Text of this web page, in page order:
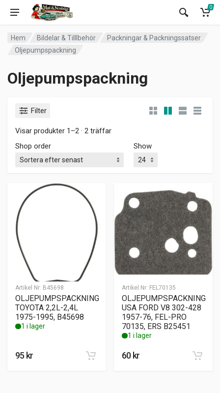
0
Hem Bildelar & Tilllbehör
Packningar & Packningssatser
Oljepumpspackning
Oljepumpspackning
Filter
Visar produkter 1–2 · 2 träffar
Shop order
Show
Artikel Nr: B45698
OLJEPUMPSPACKNING
TOYOTA 2,2L-2,4L
1975-1995, B45698
1 i lager
95 kr
Artikel Nr: FEL70135
OLJEPUMPSPACKNING
USA FORD V8 302-428
1957-76, FEL-PRO
70135, ERS B25451
1 i lager
60 kr